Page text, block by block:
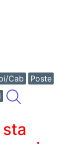
Cab
Poste
sta